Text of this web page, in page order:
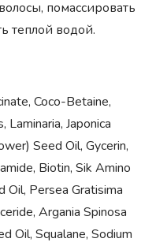
помассировать
теплой водой.
Coco-Betaine,
Japonica
Seed Oil, Gycerin,
Biotin, Sik Amino
Oil, Persea Gratisima
Argania Spinosa
Oil, Squalane, Sodium